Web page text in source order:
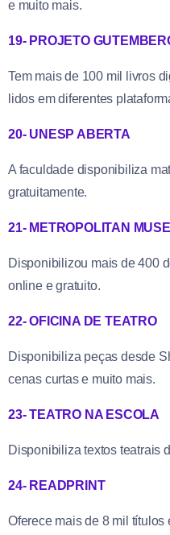
e muito mais.
19- PROJETO
Tem mais de 100 mil livros
lidos em diferentes
20- UNESP ABERTA
A faculdade disponibiliza
gratuitamente.
21- METROPOLITAN
Disponibilizou mais de 400
online e gratuito.
22- OFICINA DE TEATRO
Disponibiliza peças desde
cenas curtas e muito mais.
23- TEATRO NA ESCOLA
Disponibiliza textos teatrais
24- READPRINT
Oferece mais de 8 mil